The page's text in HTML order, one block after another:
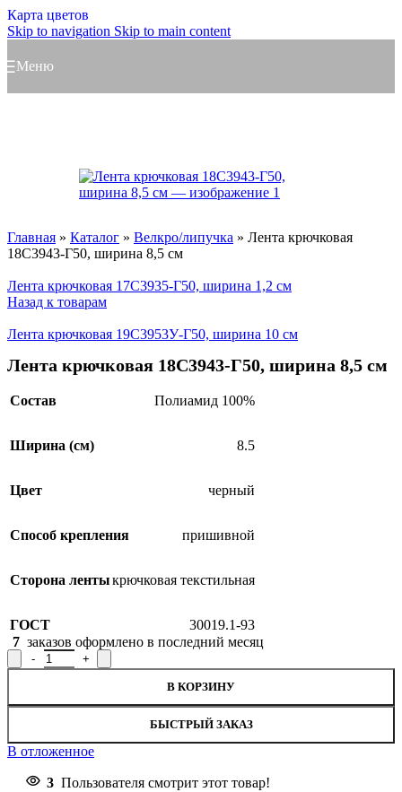
Карта цветов
Skip to navigation Skip to main content
Меню
Главная » Каталог » Велкро/липучка » Лента крючковая
18С3943-Г50, ширина 8,5 см
Лента крючковая 17С3935-Г50, ширина 1,2 см
Назад к товарам
Лента крючковая 19С3953У-Г50, ширина 10 см
Лента крючковая 18С3943-Г50, ширина 8,5 см
Состав Полиамид 100%
Ширина (см) 8.5
Цвет черный
Способ крепления пришивной
Сторона лентыкрючковая текстильная
ГОСТ
30019.1-93
7 заказов оформлено в последний месяц
Количество товара Лента крючковая 18С3943-Г50, ширина 8,5
В КОРЗИНУ
БЫСТРЫЙ ЗАКАЗ
В отложенное
3 Пользователя смотрит этот товар!